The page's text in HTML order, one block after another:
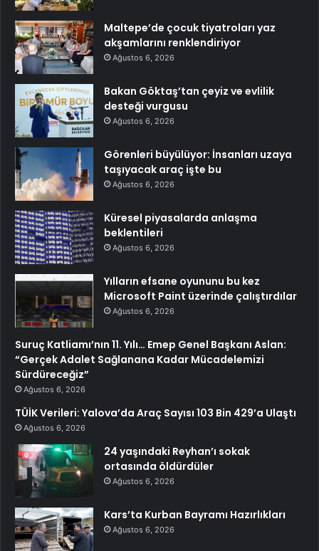
Maltepe’de çocuk tiyatroları yaz
akşamlarını renklendiriyor
Ağustos 6, 2026
Bakan Göktaş’tan çeyiz ve evlilik
desteği vurgusu
Ağustos 6, 2026
Görenleri büyülüyor: İnsanları uzaya
taşıyacak araç işte bu
Ağustos 6, 2026
Küresel piyasalarda anlaşma
beklentileri
Ağustos 6, 2026
Yılların efsane oyununu bu kez
Microsoft Paint üzerinde çalıştırdılar
Ağustos 6, 2026
Suruç Katliamı’nın 11. Yılı… Emep Genel Başkanı Aslan:
“Gerçek Adalet Sağlanana Kadar Mücadelemizi
Sürdüreceğiz”
Ağustos 6, 2026
TÜİK Verileri: Yalova’da Araç Sayısı 103 Bin 429’a Ulaştı
Ağustos 6, 2026
24 yaşındaki Reyhan’ı sokak
ortasında öldürdüler
Ağustos 6, 2026
Kars’ta Kurban Bayramı Hazırlıkları
Ağustos 6, 2026